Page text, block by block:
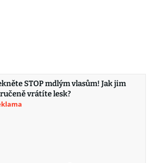
STOP mdlým vlasům! Jak jim
vrátíte lesk?